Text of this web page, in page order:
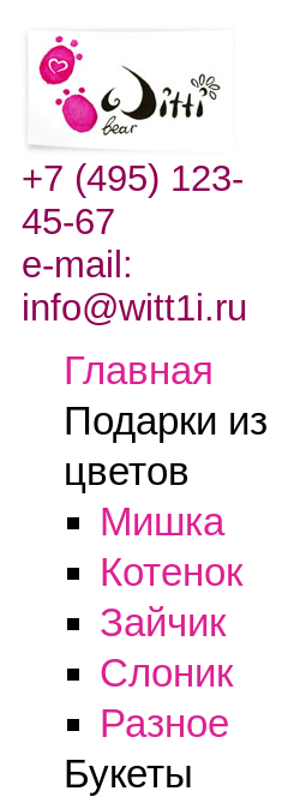
+7 (495) 123-
45-67
e-mail:
info@witt1i.ru
Главная
Подарки из
цветов
Мишка
Котенок
Зайчик
Слоник
Разное
Букеты